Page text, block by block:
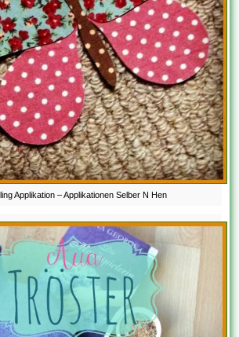
Applikation – Applikationen Selber N Hen